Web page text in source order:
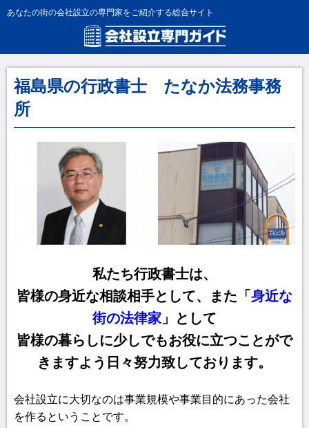
あなたの街の会社設立の専門家をご紹介する総合サイト
福島県の行政書士 たなか法務事務
所
私たち行政書士は、
皆様の身近な相談相手として、また「身近な
街の法律家 」として
皆様の暮らしに少しでもお役に立つことがで
きますよう日々努力致しております。
会社設立に大切なのは事業規模や事業目的にあった会社
を作るということです。